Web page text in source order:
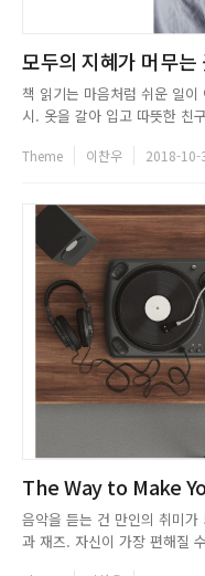
모두의 지혜가 머무는
책 읽기는 마음처럼 쉬운 일
시. 옷을 갈아 입고 따뜻한 친
도 모르겠다. 10분, 20분 정도
Theme 이찬우 2018-10-
The Way to Make
음악을 듣는 건 만인의 취미
과 재즈. 자신이 가장 편해질